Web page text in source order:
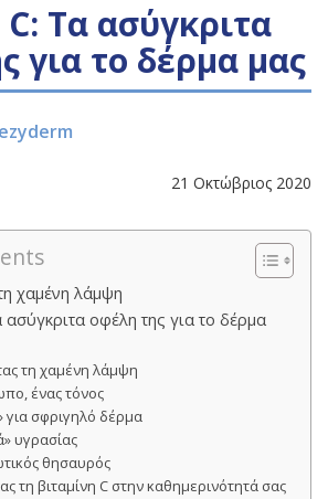
C: Τα ασύγκριτα
για το δέρμα μας
21 Οκτώβριος 2020
χαμένη λάμψη
ασύγκριτα οφέλη της για το δέρμα
τη χαμένη λάμψη
ένας τόνος
για σφριγηλό δέρμα
υγρασίας
θησαυρός
τη βιταμίνη C στην καθημερινότητά σας